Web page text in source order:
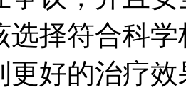
选择符合科
更好的治疗